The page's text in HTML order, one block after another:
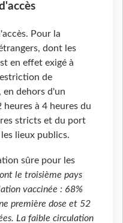
Pour la
dont les
en effet exigé à
de
en dehors d'un
à 4 heures du
stricts et du port
lieux publics.
sûre pour les
le troisième pays
vaccinée : 68%
première dose et 52
La faible circulation